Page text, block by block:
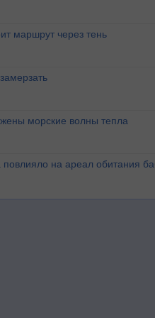
маршрут через тень
морские волны тепла
на ареал обитания